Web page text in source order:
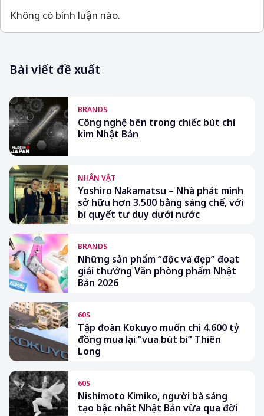
Không có bình luận nào.
Bài viết đề xuất
BRANDS
Công nghệ bên trong chiếc bút chì
kim Nhật Bản
NHÂN VẬT
Yoshiro Nakamatsu – Nhà phát minh
sở hữu hơn 3.500 bằng sáng chế, với
bí quyết tư duy dưới nước
BRANDS
Những sản phẩm “độc và đẹp” đoạt
giải thưởng Văn phòng phẩm Nhật
Bản 2026
60S
Tập đoàn Kokuyo muốn chi 4.600 tỷ
đồng mua lại “vua bút bi” Thiên
Long
60S
Nishimoto Kimiko, người bà sáng
tạo bậc nhất Nhật Bản vừa qua đời